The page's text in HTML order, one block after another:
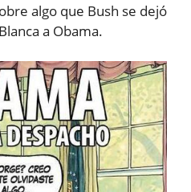
algo que Bush se dejó
a Obama.